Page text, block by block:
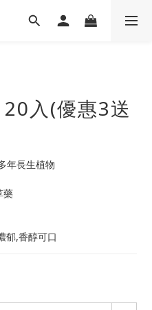
入(優惠3送
年長生植物
藥
郁,香醇可口